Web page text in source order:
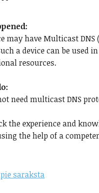
may have Multicast DNS (
a device can be used
resources.
need multicast DNS
the experience and
the help of a
saraksta